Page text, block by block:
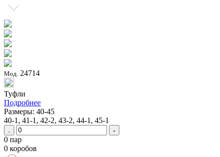
Мод. 24714
Туфли
Подробнее
Размеры: 40-45
40-1, 41-1, 42-2, 43-2, 44-1, 45-1
0 пар
0 коробов